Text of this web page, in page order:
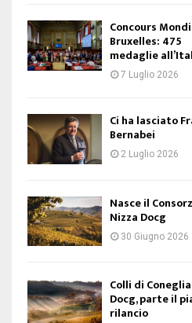
Concours
Bruxelles: 475
medaglie
7 Luglio 2026
Ci ha lasciato
Bernabei
2 Luglio 2026
Nasce il
Nizza Docg
30 Giugno 2026
Colli di
Docg, parte il
rilancio